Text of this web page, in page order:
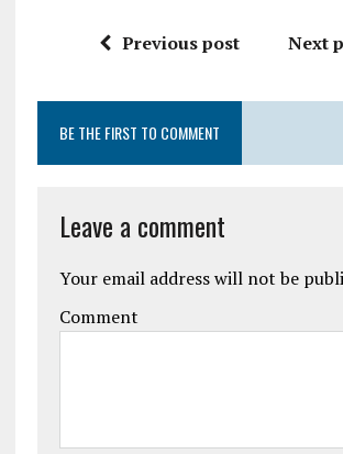
Previous post Next
BE THE FIRST TO COMMENT
Leave a comment
Your email address will not be
Comment